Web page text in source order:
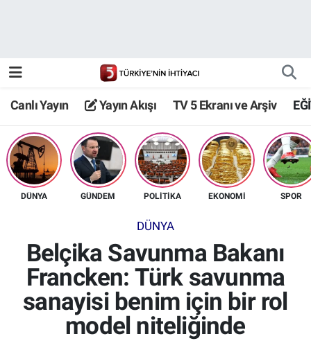
Canlı Yayın Yayın Akışı TV 5 Ekranı ve Arşiv
DÜNYA GÜNDEM POLİTİKA EKONOMİ SPOR
DÜNYA
Belçika Savunma Bakanı
Francken: Türk savunma
sanayisi benim için bir rol
model niteliğinde
TV 5 Ekranı ve Arşiv